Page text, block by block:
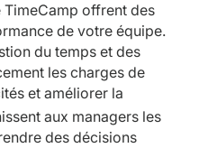
offrent des
de votre équipe.
du temps et des
les charges de
et améliorer la
aux managers les
des décisions